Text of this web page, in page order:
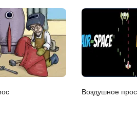
Воздушное